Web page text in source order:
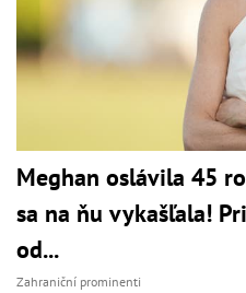
Meghan oslávila 45
sa na ňu vykašľala!
od...
Zahraniční prominenti